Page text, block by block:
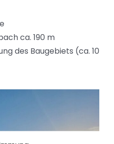
ca. 190 m
des Baugebiets (ca. 10